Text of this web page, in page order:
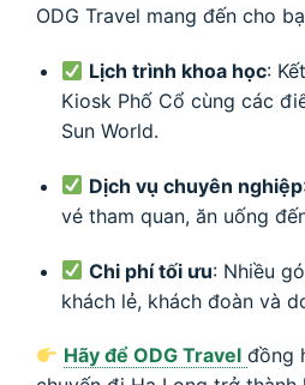
ODG Travel mang đến cho
Lịch trình khoa học:
Kiosk Phố Cổ cùng các
Sun World.
Dịch vụ chuyên nghiệp
vé tham quan, ăn uống
Chi phí tối ưu: Nhiều
khách lẻ, khách đoàn và
Hãy để ODG Travel đồng